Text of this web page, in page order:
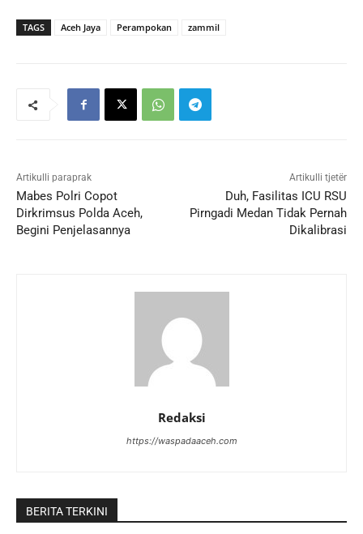
TAGS Aceh Jaya Perampokan zammil
Artikulli paraprak
Mabes Polri Copot
Dirkrimsus Polda Aceh,
Begini Penjelasannya
Artikulli tjetër
Duh, Fasilitas ICU RSU
Pirngadi Medan Tidak Pernah
Dikalibrasi
Redaksi
https://waspadaaceh.com
BERITA TERKINI